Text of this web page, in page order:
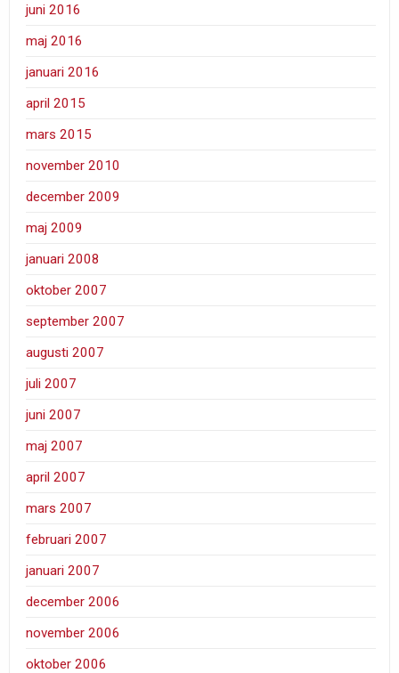
juni 2016
maj 2016
januari 2016
april 2015
mars 2015
november 2010
december 2009
maj 2009
januari 2008
oktober 2007
september 2007
augusti 2007
juli 2007
juni 2007
maj 2007
april 2007
mars 2007
februari 2007
januari 2007
december 2006
november 2006
oktober 2006